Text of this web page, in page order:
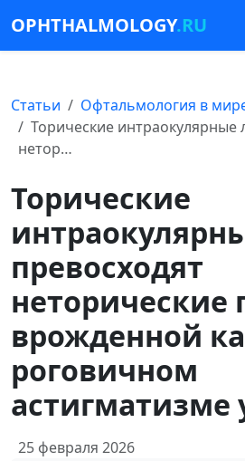
OPHTHALMOLOGY.RU
Статьи
Офтальмология в
Торические интраокулярные
нетор…
Торические
превосходят
неторические
врожденной
роговичном
астигматизме
25 февраля 2026